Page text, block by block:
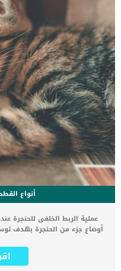
أنواع
عملية الربط الخلفى للحنجرة
أوضاع جزء من الحنجرة بهدف
الحنجري عند القطط. الشلل
فيضيق مجرى الهواء ومن ثم